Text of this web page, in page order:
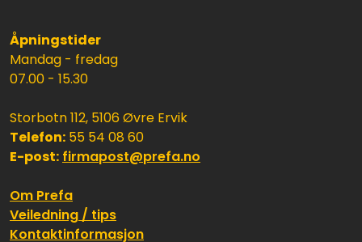
Åpningstider
Mandag - fredag
07.00 - 15.30
Storbotn 112, 5106 Øvre Ervik
Telefon: 55 54 08 60
E-post: firmapost@prefa.no
Om Prefa
Veiledning / tips
Kontaktinformasjon